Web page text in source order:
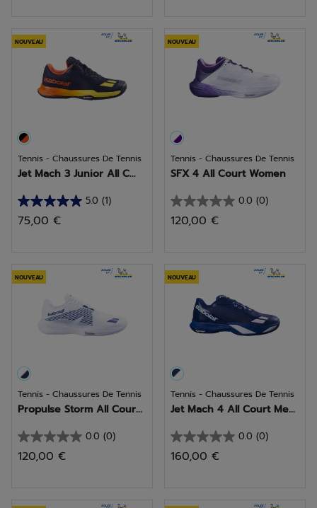
NOUVEAU
Tennis - Chaussures De Tennis
Jet Mach 3 Junior All C...
5.0 (1)
5.0
sur
1
75,00 €
NOUVEAU
Tennis - Chaussures De Tennis
SFX 4 All Court Women
0.0 (0)
0.0
sur
120,00 €
NOUVEAU
Tennis - Chaussures De Tennis
Propulse Storm All Cour...
0.0 (0)
0.0
sur
120,00 €
NOUVEAU
Tennis - Chaussures De Tennis
Jet Mach 4 All Court Me...
0.0 (0)
0.0
sur
160,00 €